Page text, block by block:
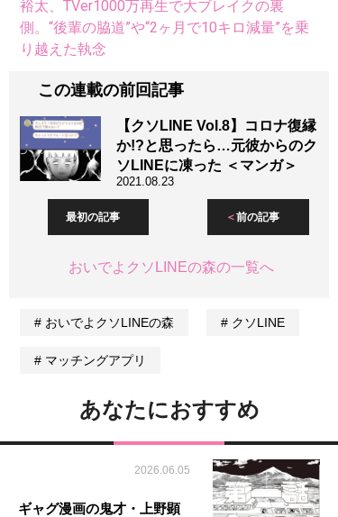
裕太、TVer1000万再生で大ブレイクの裏
側。“後輩の脇道”や“2ヶ月で10キロ減量”を乗
り越えた執念
この連載の前回記事
【クソLINE Vol.8】コロナ復縁
か!?と思ったら…元彼からのク
ソLINEに凍った ＜マンガ＞
2021.08.23
最初の記事 前の記事
おいでよクソLINEの森の一覧へ
おいでよクソLINEの森 クソLINE
マッチングアプリ
あなたにおすすめ
2026.06.05
ギャグ漫画の鬼才・上野顕